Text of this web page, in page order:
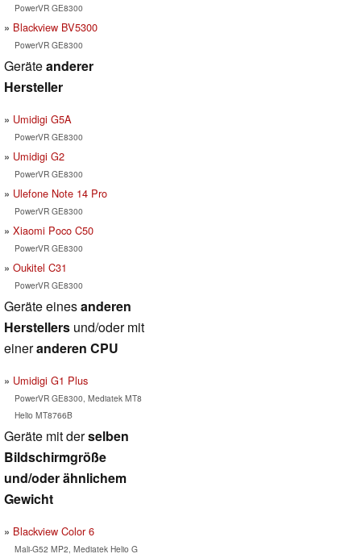
PowerVR GE8300
Blackview BV5300
PowerVR GE8300
Geräteanderer
Hersteller
Umidigi G5A
PowerVR GE8300
Umidigi G2
PowerVR GE8300
Ulefone Note 14 Pro
PowerVR GE8300
Xiaomi Poco C50
PowerVR GE8300
Oukitel C31
PowerVR GE8300
Geräte einesanderen
Herstellers und/oder mit
eineranderen CPU
Umidigi G1 Plus
PowerVR GE8300, Mediatek MT8
Helio MT8766B
Geräte mit derselben
Bildschirmgröße
und/oder ähnlichem
Gewicht
Blackview Color 6
Mali-G52 MP2, Mediatek Helio G